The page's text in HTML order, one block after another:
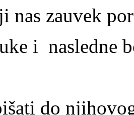
nas zauvek
i nasledne
do